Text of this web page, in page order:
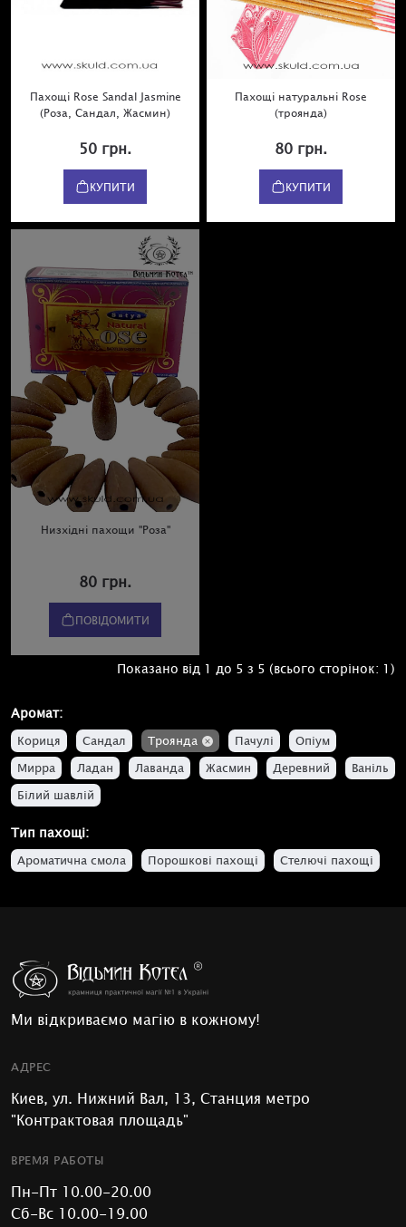
Пахощі Rose Sandal Jasmine
(Роза, Сандал, Жасмин)
50 грн.
КУПИТИ
Пахощі натуральні Rose
(троянда)
80 грн.
КУПИТИ
Низхідні пахощи "Роза"
80 грн.
ПОВІДОМИТИ
Показано від 1 до 5 з 5 (всього сторінок: 1)
Аромат:
Кориця Сандал Троянда Пачулі
Опіум
Мирра
Ладан Лаванда Жасмин Деревний
Ваніль
Білий шавлій
Тип пахощі:
Ароматична смола Порошкові пахощі Стелючі пахощі
Ми відкриваємо магію в кожному!
АДРЕС
Киев, ул. Нижний Вал, 13, Станция метро
"Контрактовая площадь"
ВРЕМЯ РАБОТЫ
Пн-Пт 10.00-20.00
Сб-Вс 10.00-19.00